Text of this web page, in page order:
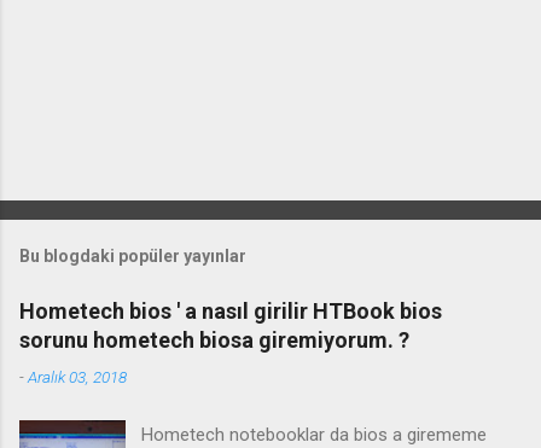
Bu blogdaki popüler yayınlar
Hometech bios ' a nasıl girilir HTBook bios
sorunu hometech biosa giremiyorum. ?
-Aralık 03, 2018
Hometech notebooklar da bios a girememe